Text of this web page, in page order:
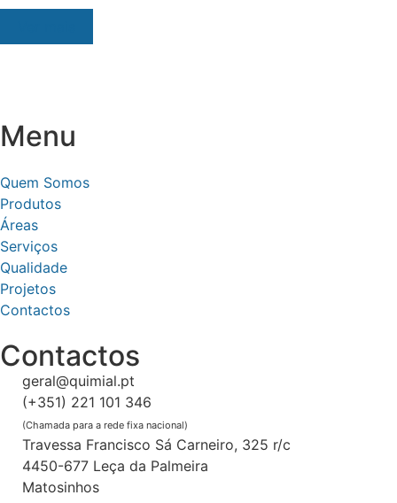
Menu
Quem Somos
Produtos
Áreas
Serviços
Qualidade
Projetos
Contactos
Contactos
geral@quimial.pt
(+351) 221 101 346
(Chamada para a rede fixa nacional)
Travessa Francisco Sá Carneiro, 325 r/c
4450-677 Leça da Palmeira
Matosinhos